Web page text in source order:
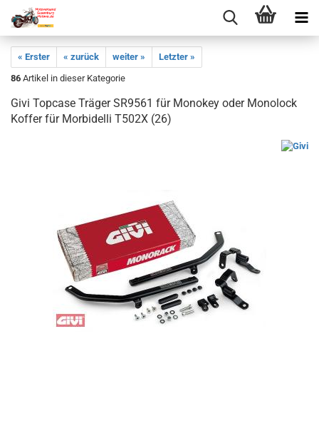
« Erster « zurück weiter »
Letzter »
86 Artikel in dieser Kategorie
Givi Topcase Träger SR9561 für Monokey oder Monolock
Koffer für Morbidelli T502X (26)